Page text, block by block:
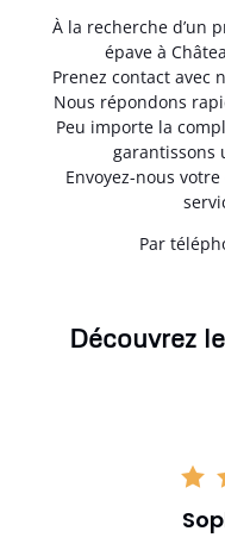
À la recherche d’un
épave à
Prenez contact avec
Nous répondons
Peu importe la
garantissons
Envoyez-nous
Par
Découvrez